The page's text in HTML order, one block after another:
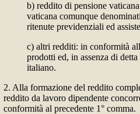
b) reddito di pensione
vaticana comunque
ritenute previdenziali ed
c) altri redditi: in conformità
prodotti ed, in assenza di
italiano.
2. Alla formazione del reddito
reddito da lavoro dipendente
conformità al precedente 1° comma.